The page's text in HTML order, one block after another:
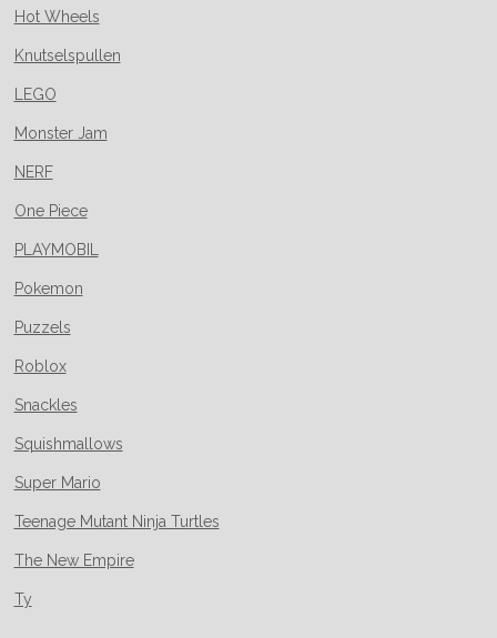
Hot Wheels
Knutselspullen
LEGO
Monster Jam
NERF
One Piece
PLAYMOBIL
Pokemon
Puzzels
Roblox
Snackles
Squishmallows
Super Mario
Teenage Mutant Ninja Turtles
The New Empire
Ty